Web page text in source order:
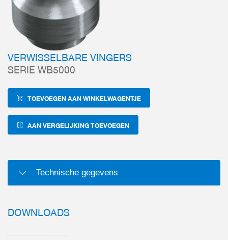
VERWISSELBARE VINGERS
SERIE WB5000
TOEVOEGEN AAN WINKELWAGENTJE
AAN VERGELIJKING TOEVOEGEN
Technische gegevens
DOWNLOADS